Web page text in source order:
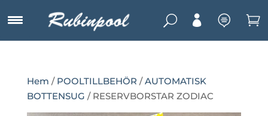
U   
Hem / POOLTILLBEHÖR /AUTOMATISK
BOTTENSUG / RESERVBORSTAR ZODIAC